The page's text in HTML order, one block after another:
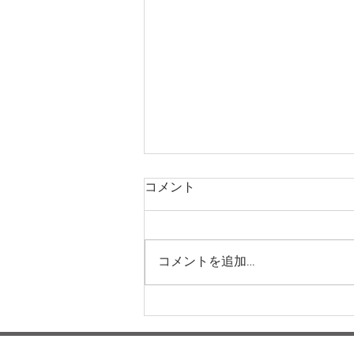
運動会に向けてー梅賀山保育
園 益田市保育園
コメント
コメントを追加…